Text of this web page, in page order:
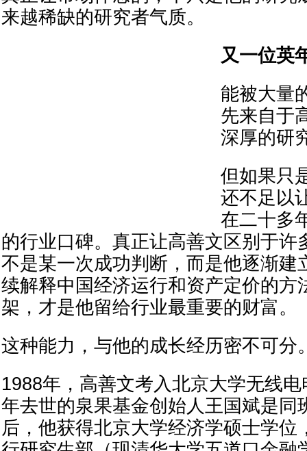
来越稀缺的研究者气质。
又一位英
能被大量
先来自于
深厚的研
但如果只
还不足以
在二十多
的行业口碑。真正让高善文区别于许
不是某一次成功判断，而是他逐渐建
续解释中国经济运行和资产定价的方
架，才是他留给行业最重要的财富。
这种能力，与他的成长经历密不可分
1988年，高善文考入北京大学无线
年去世的泉果基金创始人王国斌是同
后，他获得北京大学经济学硕士学位